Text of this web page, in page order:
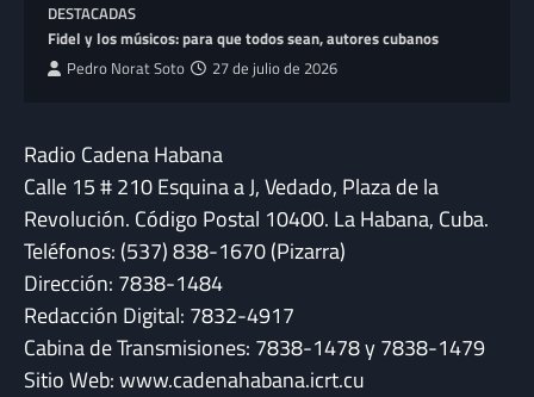
DESTACADAS
Fidel y los músicos: para que todos sean, autores cubanos
Pedro Norat Soto 27 de julio de 2026
Radio Cadena Habana
Calle 15 # 210 Esquina a J, Vedado, Plaza de la
Revolución. Código Postal 10400. La Habana, Cuba.
Teléfonos: (537) 838-1670 (Pizarra)
Dirección: 7838-1484
Redacción Digital: 7832-4917
Cabina de Transmisiones: 7838-1478 y 7838-1479
Sitio Web: www.cadenahabana.icrt.cu